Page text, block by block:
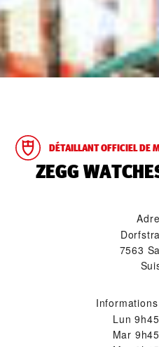
DÉTAILLANT OFFICIEL DE
‭ZEGG
7563
Lun
Mar